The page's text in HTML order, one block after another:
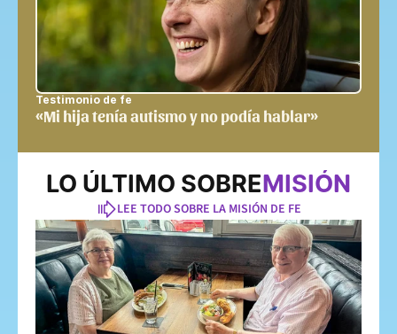
Testimonio de fe
«Mi hija tenía autismo y no podía hablar»
LO ÚLTIMO SOBREMISIÓN
LEE TODO SOBRE LA MISIÓN DE FE